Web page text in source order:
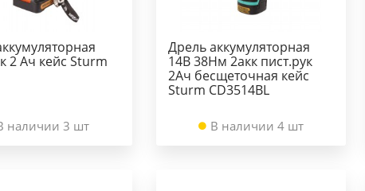
2 Ач кейс Sturm
наличии 3 шт
Дрель аккумуляторная
14В 38Нм 2акк пист.рук
2Ач бесщеточная кейс
Sturm CD3514BL
В наличии 4 шт